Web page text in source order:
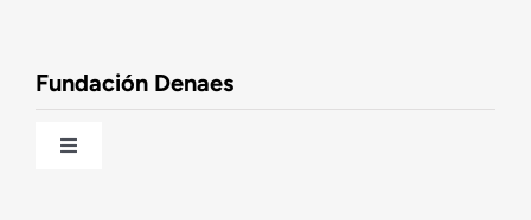
Fundación Denaes
Toggle